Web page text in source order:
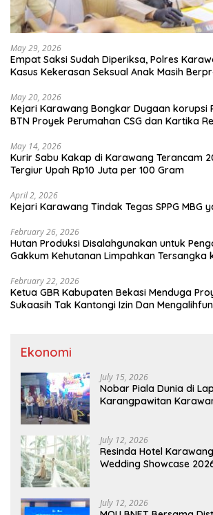
May 29, 2026
Empat Saksi Sudah Diperiksa, Polres
Kasus Kekerasan Seksual Anak Masih
May 20, 2026
Kejari Karawang Bongkar Dugaan korupsi
BTN Proyek Perumahan CSG dan Kartika
May 14, 2026
Kurir Sabu Kakap di Karawang Terancam
Tergiur Upah Rp10 Juta per 100 Gram
April 2, 2026
Kejari Karawang Tindak Tegas SPPG MBG
February 26, 2026
Hutan Produksi Disalahgunakan untuk
Gakkum Kehutanan Limpahkan Tersangka
February 22, 2026
Ketua GBR Kabupaten Bekasi Menduga
Sukaasih Tak Kantongi Izin Dan
Ekonomi
July 15, 2026
Nobar Piala Dunia di
Karangpawitan
July 12, 2026
Resinda Hotel
Wedding Showcase
July 12, 2026